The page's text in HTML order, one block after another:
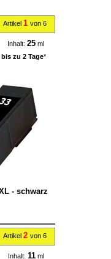
Artikel 1 von 6
Inhalt: 25 ml
bis zu 2 Tage*
- schwarz
Artikel 2 von 6
Inhalt: 11 ml